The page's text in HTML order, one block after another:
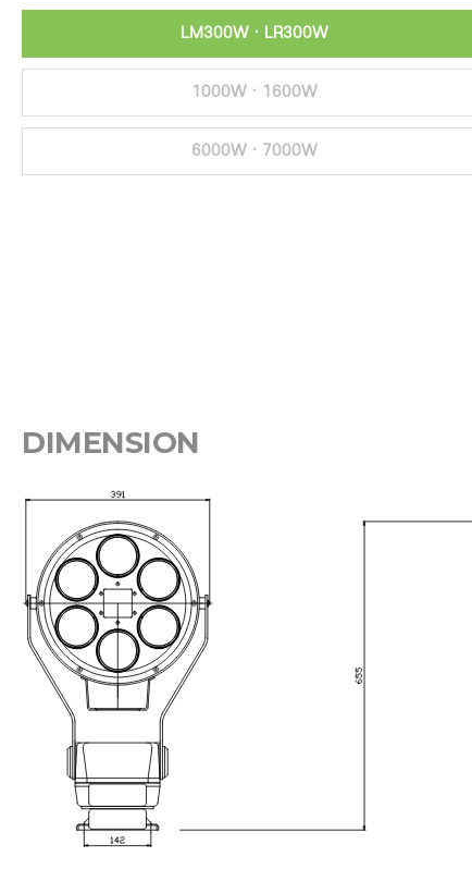
LM300W · LR300W
1000W · 1600W
6000W · 7000W
DIMENSION